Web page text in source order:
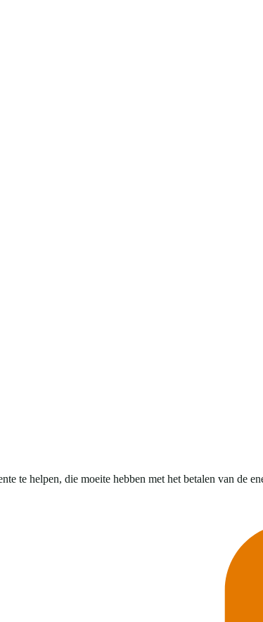
te helpen, die moeite hebben met het betalen van de